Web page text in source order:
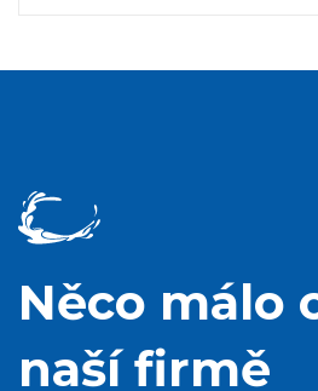
Něco málo
naší firmě